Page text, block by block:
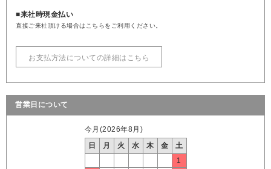
■来社時現金払い
直接ご来社頂ける場合はこちらをご利用ください。
お支払方法についての詳細はこちら
営業日について
今月(2026年8月)
日
月 火 水 木 金
土
1